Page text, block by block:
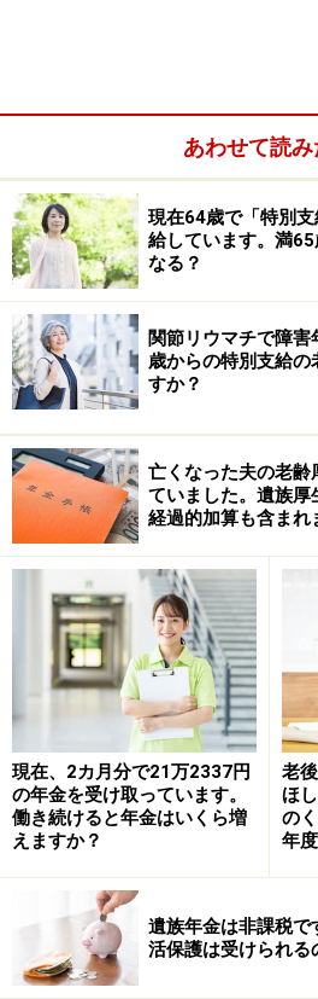
老齢年金の請求手続きをしなか
あれば、過去にさかのぼって一
くは年金受給開始年齢を遅らせ
ひと月あたり0.7％増額された
す。
年金を受け取る権利が発生して
効により受け取ることができな
ょう。
※年金プチ相談コーナーに取り
人は こちらから
応募するか、コ
お願いします。
監修・文／深川 弘恵（ファイナ
あわせて読
現在64歳で「特別
給しています。満
なる？
関節リウマチで障
歳からの特別支給の
すか？
亡くなった夫の老齢
ていました。遺族厚
経過的加算も含まれ
現在、2カ月分で21万2337円
の年金を受け取っています。
働き続けると年金はいくら増
えますか？
老
ほ
の
年度
遺族年金は非課税で
活保護は受けられる